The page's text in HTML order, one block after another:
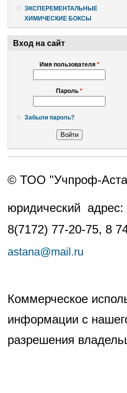
ЭКСПЕРЕМЕНТАЛЬНЫЕ
ХИМИЧЕСКИЕ БОКСЫ
Вход на сайт
Имя пользователя *
Пароль *
Забыли пароль?
© ТОО "Учпроф-
юридический
8(7172) 77-20-75, 8
astana@mail.ru
Коммерческое
информации с
разрешения